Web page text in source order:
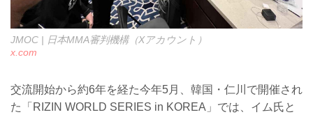
JMOC | 日本MMA審判機構（Xアカウント）
x.com
交流開始から約6年を経た今年5月、韓国・仁川で開催され
た「RIZIN WORLD SERIES in KOREA」では、イム氏と